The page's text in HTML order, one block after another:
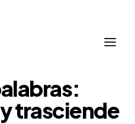
trasciende